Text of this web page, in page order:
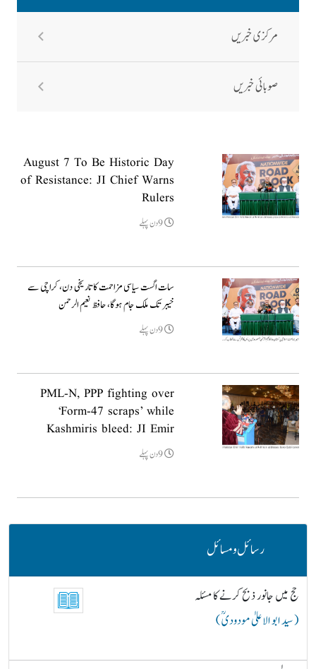
مرکزی خبریں
صوبائی خبریں
August 7 To Be Historic Day
of Resistance: JI Chief Warns
Rulers
9دن پہلے
سات اگست سیاسی مزاحمت کا تاریخی دن، کراچی سے
خیبر تک ملک جام ہوگا، حافظ نعیم الرحمن
9دن پہلے
PML-N, PPP fighting over
‘Form-47 scraps’ while
Kashmiris bleed: JI Emir
9دن پہلے
رسائل و مسائل
حج میں جانور ذبح کرنے کا مسئلہ
( سید ابو الاعلیٰ مودودیؒ )